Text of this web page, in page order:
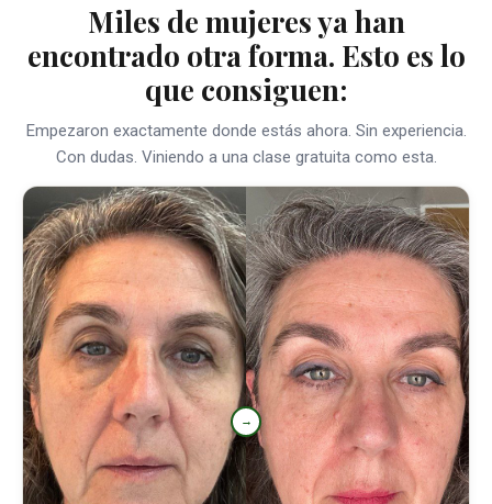
Miles de mujeres ya han
encontrado otra forma. Esto es lo
que consiguen:
Empezaron exactamente donde estás ahora. Sin experiencia.
Con dudas. Viniendo a una clase gratuita como esta.
→